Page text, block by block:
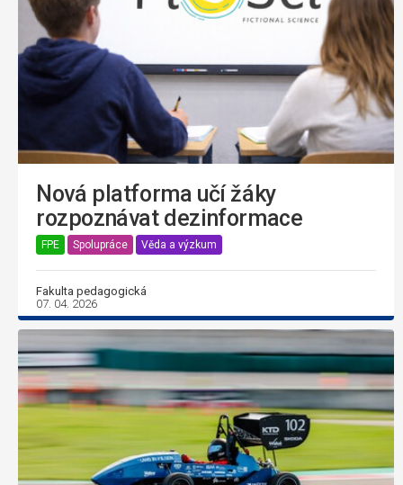
Nová platforma učí žáky
rozpoznávat dezinformace
FPE Spolupráce Věda a výzkum
Fakulta pedagogická
07. 04. 2026